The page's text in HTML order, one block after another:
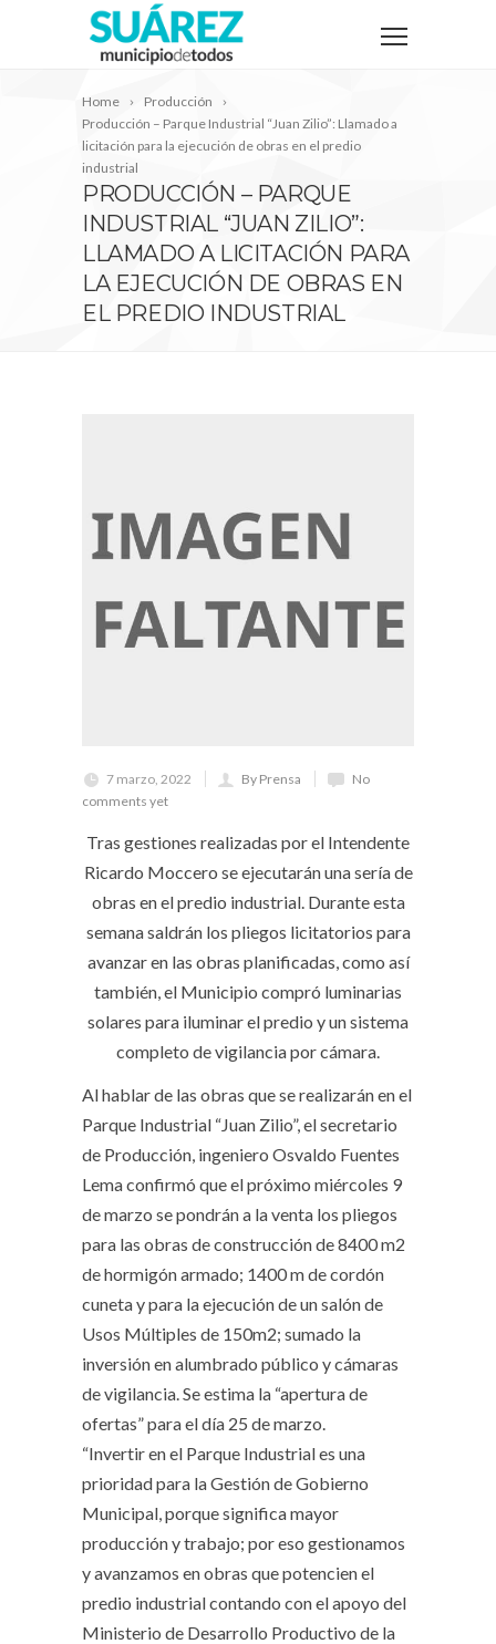
Home
Producción
Producción – Parque Industrial “Juan Zilio”: Llamado a
licitación para la ejecución de obras en el predio
industrial
PRODUCCIÓN – PARQUE
INDUSTRIAL “JUAN ZILIO”:
LLAMADO A LICITACIÓN PARA
LA EJECUCIÓN DE OBRAS EN
EL PREDIO INDUSTRIAL
7 marzo, 2022 By Prensa
No
comments yet
Tras gestiones realizadas por el Intendente
Ricardo Moccero se ejecutarán una sería de
obras en el predio industrial. Durante esta
semana saldrán los pliegos licitatorios para
avanzar en las obras planificadas, como así
también, el Municipio compró luminarias
solares para iluminar el predio y un sistema
completo de vigilancia por cámara.
Al hablar de las obras que se realizarán en el
Parque Industrial “Juan Zilio”, el secretario
de Producción, ingeniero Osvaldo Fuentes
Lema confirmó que el próximo miércoles 9
de marzo se pondrán a la venta los pliegos
para las obras de construcción de 8400 m2
de hormigón armado; 1400 m de cordón
cuneta y para la ejecución de un salón de
Usos Múltiples de 150m2; sumado la
inversión en alumbrado público y cámaras
de vigilancia. Se estima la “apertura de
ofertas” para el día 25 de marzo.
“Invertir en el Parque Industrial es una
prioridad para la Gestión de Gobierno
Municipal, porque significa mayor
producción y trabajo; por eso gestionamos
y avanzamos en obras que potencien el
predio industrial contando con el apoyo del
Ministerio de Desarrollo Productivo de la